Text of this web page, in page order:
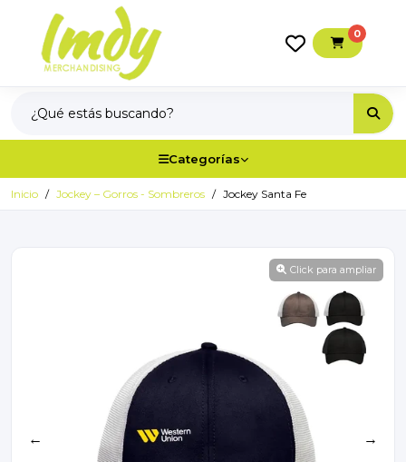
0
Categorías
Inicio Jockey – Gorros - Sombreros Jockey Santa Fe
Click para ampliar
← →